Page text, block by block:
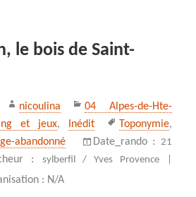
le bois de Saint-
Auteur
nicoulina Catégories
04 Alpes-de-Hte-
et jeux, Inédit
Mots-
clés
Toponymie,
abandonné Date_rando : 21
: sylberfil / Yves Provence |
: N/A